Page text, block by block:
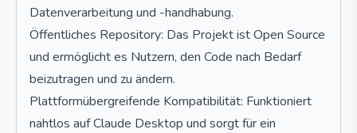
Datenverarbeitung und -handhabung.
Öffentliches Repository: Das Projekt ist Open Source
und ermöglicht es Nutzern, den Code nach Bedarf
beizutragen und zu ändern.
Plattformübergreifende Kompatibilität: Funktioniert
nahtlos auf Claude Desktop und sorgt für ein